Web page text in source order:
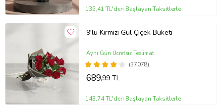
135,41 TL'den Başlayan Taksitlerle
9'lu Kırmızı Gül Çiçek Buketi
(37078)
Aynı Gün Ücretsiz Teslimat
689,99 TL
143,74 TL'den Başlayan Taksitlerle